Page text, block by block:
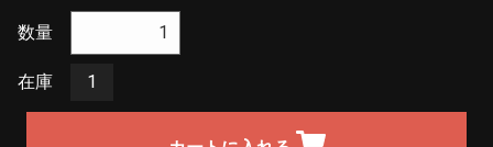
数量
在庫 1